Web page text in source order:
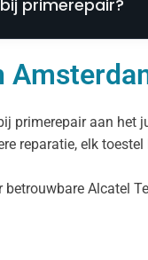
primerepair?
primerepair aan
reparatie, elk
Alcatel